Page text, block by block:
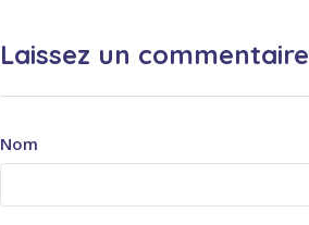
Laissez un commentaire
Nom